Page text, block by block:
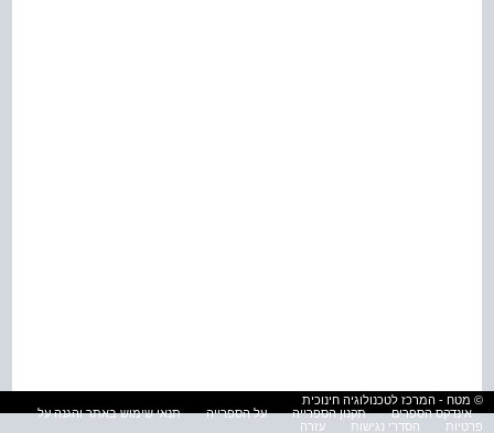
© מטח - המרכז לטכנולוגיה חינוכית
אינדקס הספרים
תקנון הספרייה על הספרייה
תנאי שימוש באתר והגנה על
פרטיות
הסדרי נגישות עזרה